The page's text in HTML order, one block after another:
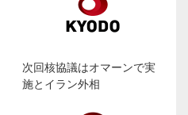
次回核協議はオマーンで実
施とイラン外相